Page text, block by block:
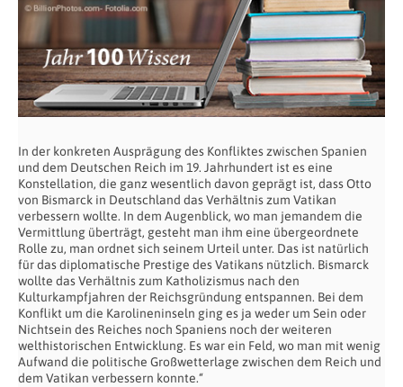
In der konkreten Ausprägung des Konfliktes zwischen Spanien
und dem Deutschen Reich im 19. Jahrhundert ist es eine
Konstellation, die ganz wesentlich davon geprägt ist, dass Otto
von Bismarck in Deutschland das Verhältnis zum Vatikan
verbessern wollte. In dem Augenblick, wo man jemandem die
Vermittlung überträgt, gesteht man ihm eine übergeordnete
Rolle zu, man ordnet sich seinem Urteil unter. Das ist natürlich
für das diplomatische Prestige des Vatikans nützlich. Bismarck
wollte das Verhältnis zum Katholizismus nach den
Kulturkampfjahren der Reichsgründung entspannen. Bei dem
Konflikt um die Karolineninseln ging es ja weder um Sein oder
Nichtsein des Reiches noch Spaniens noch der weiteren
welthistorischen Entwicklung. Es war ein Feld, wo man mit wenig
Aufwand die politische Großwetterlage zwischen dem Reich und
dem Vatikan verbessern konnte.“